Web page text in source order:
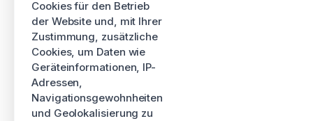
Cookies für den Betrieb
der Website und, mit Ihrer
Zustimmung, zusätzliche
Cookies, um Daten wie
Geräteinformationen, IP-
Adressen,
Navigationsgewohnheiten
und Geolokalisierung zu